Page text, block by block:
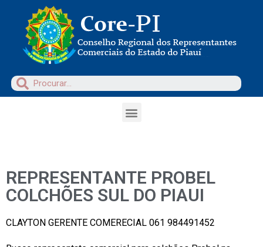
REPRESENTANTE PROBEL
COLCHÕES SUL DO PIAUI
CLAYTON GERENTE COMERECIAL 061 984491452